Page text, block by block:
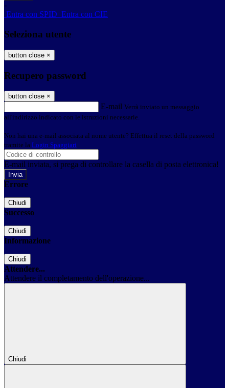
-
Entra con SPID Entra con CIE
Seleziona utente
button close ×
Recupero password
button close ×
E-mail Verrà inviato un messaggio
all'indirizzo indicato con le istruzioni necessarie.
Non hai una e-mail associata al nome utente? Effettua il reset della password
tramite la Login Spaggiari
E-mail inviata, si prega di controllare la casella di posta elettronica!
Errore
Chiudi
Successo
Chiudi
Informazione
Chiudi
Attendere...
Attendere il completamento dell'operazione...
Chiudi